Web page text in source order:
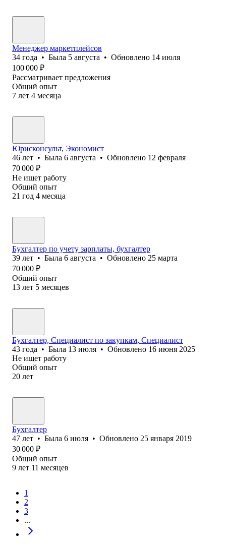
Менеджер маркетплейсов
34 года • Была 5 августа • Обновлено 14 июля
100 000 ₽
Рассматривает предложения
Общий опыт
7 лет 4 месяца
Юрисконсульт, Экономист
46 лет • Была 6 августа • Обновлено 12 февраля
70 000 ₽
Не ищет работу
Общий опыт
21 год 4 месяца
Бухгалтер по учету зарплаты, бухгалтер
39 лет • Была 6 августа • Обновлено 25 марта
70 000 ₽
Общий опыт
13 лет 5 месяцев
Бухгалтер, Специалист по закупкам, Специалист
43 года • Была 13 июля • Обновлено 16 июня 2025
Не ищет работу
Общий опыт
20 лет
Бухгалтер
47 лет • Была 6 июля • Обновлено 25 января 2019
30 000 ₽
Общий опыт
9 лет 11 месяцев
1
2
3
...